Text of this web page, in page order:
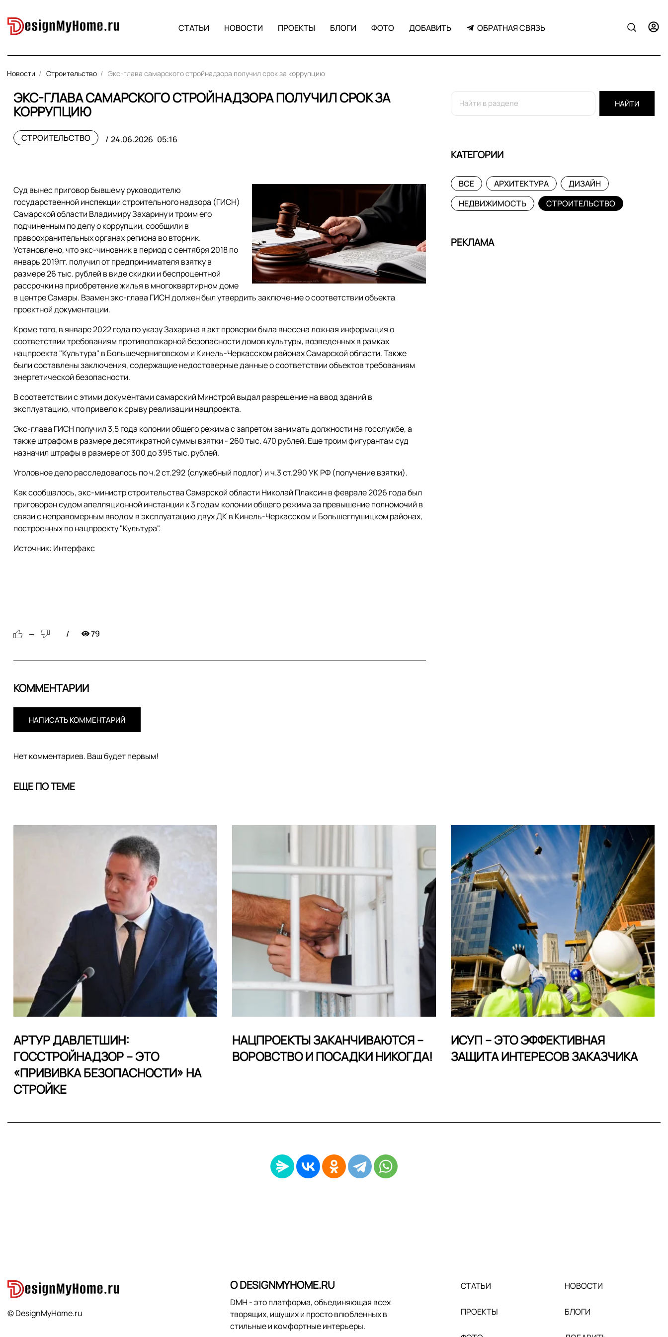
СТАТЬИ НОВОСТИ ПРОЕКТЫ БЛОГИ ФОТО ДОБАВИТЬ ОБРАТНАЯ СВЯЗЬ
Новости Строительство Экс-глава самарского стройнадзора получил срок за коррупцию
ЭКС-ГЛАВА САМАРСКОГО СТРОЙНАДЗОРА ПОЛУЧИЛ СРОК ЗА
КОРРУПЦИЮ
СТРОИТЕЛЬСТВО 24.06.2026 05:16
Суд вынес приговор бывшему руководителю
государственной инспекции строительного надзора (ГИСН)
Самарской области Владимиру Захарину и троим его
подчиненным по делу о коррупции, сообщили в
правоохранительных органах региона во вторник.
Установлено, что экс-чиновник в период с сентября 2018 по
январь 2019гг. получил от предпринимателя взятку в
размере 26 тыс. рублей в виде скидки и беспроцентной
рассрочки на приобретение жилья в многоквартирном доме
в центре Самары. Взамен экс-глава ГИСН должен был утвердить заключение о соответствии объекта
проектной документации.
Кроме того, в январе 2022 года по указу Захарина в акт проверки была внесена ложная информация о
соответствии требованиям противопожарной безопасности домов культуры, возведенных в рамках
нацпроекта "Культура" в Большечерниговском и Кинель-Черкасском районах Самарской области. Также
были составлены заключения, содержащие недостоверные данные о соответствии объектов требованиям
энергетической безопасности.
В соответствии с этими документами самарский Минстрой выдал разрешение на ввод зданий в
эксплуатацию, что привело к срыву реализации нацпроекта.
Экс-глава ГИСН получил 3,5 года колонии общего режима с запретом занимать должности на госслужбе, а
также штрафом в размере десятикратной суммы взятки - 260 тыс. 470 рублей. Еще троим фигурантам суд
назначил штрафы в размере от 300 до 395 тыс. рублей.
Уголовное дело расследовалось по ч.2 ст.292 (служебный подлог) и ч.3 ст.290 УК РФ (получение взятки).
Как сообщалось, экс-министр строительства Самарской области Николай Плаксин в феврале 2026 года был
приговорен судом апелляционной инстанции к 3 годам колонии общего режима за превышение полномочий в
связи с неправомерным вводом в эксплуатацию двух ДК в Кинель-Черкасском и Большеглушицком районах,
построенных по нацпроекту "Культура".
Источник: Интерфакс
— 79
КОММЕНТАРИИ
НАПИСАТЬ КОММЕНТАРИЙ
Нет комментариев. Ваш будет первым!
НАЙТИ
КАТЕГОРИИ
ВСЕ АРХИТЕКТУРА
ДИЗАЙН
НЕДВИЖИМОСТЬ
СТРОИТЕЛЬСТВО
РЕКЛАМА
ЕЩЕ ПО ТЕМЕ
АРТУР ДАВЛЕТШИН:
ГОССТРОЙНАДЗОР – ЭТО
«ПРИВИВКА БЕЗОПАСНОСТИ» НА
СТРОЙКЕ
НАЦПРОЕКТЫ ЗАКАНЧИВАЮТСЯ –
ВОРОВСТВО И ПОСАДКИ НИКОГДА!
ИСУП – ЭТО ЭФФЕКТИВНАЯ
ЗАЩИТА ИНТЕРЕСОВ ЗАКАЗЧИКА
© DesignMyHome.ru
О DESIGNMYHOME.RU
DMH - это платформа, объединяющая всех
творящих, ищущих и просто влюбленных в
стильные и комфортные интерьеры.
СТАТЬИ НОВОСТИ
ПРОЕКТЫ БЛОГИ